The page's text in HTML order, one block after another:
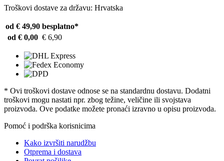
Troškovi dostave za državu: Hrvatska
od € 49,90 besplatno*
od € 0,00 € 6,90
* Ovi troškovi dostave odnose se na standardnu ​​dostavu. Dodatni
troškovi mogu nastati npr. zbog težine, veličine ili svojstava
proizvoda. Ove podatke možete pronaći izravno u opisu proizvoda.
Pomoć i podrška korisnicima
Kako izvršiti narudžbu
Otprema i dostava